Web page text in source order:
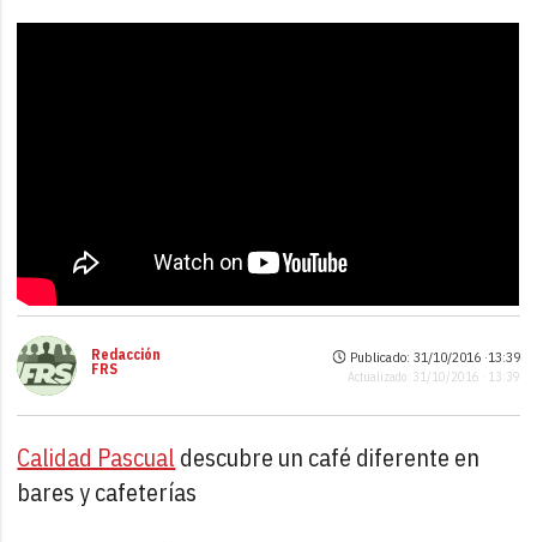
Redacción
FRS
Publicado: 31/10/2016 ·13:39
Actualizado: 31/10/2016 · 13:39
Calidad Pascual descubre un café diferente en
bares y cafeterías